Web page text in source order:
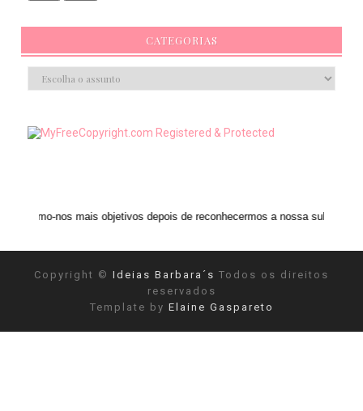
CATEGORIAS
mais objetivos depois de reconhecermos a nossa subjetividade." ANAIS
Copyright © Ideias Barbara´s Todos os direitos
reservados
Template by Elaine Gaspareto